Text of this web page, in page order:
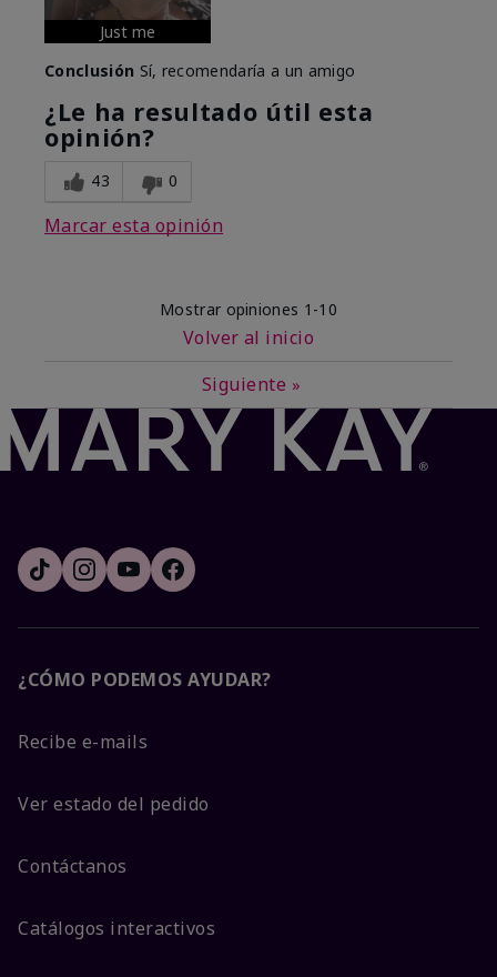
Just me
Conclusión Sí, recomendaría a un amigo
¿Le ha resultado útil esta
opinión?
43 0
Marcar esta opinión
Mostrar opiniones 1-10
Volver al inicio
Siguiente »
¿CÓMO PODEMOS AYUDAR?
Recibe e-mails
Ver estado del pedido
Contáctanos
Catálogos interactivos